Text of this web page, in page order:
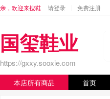
亲，欢迎来搜鞋 请登录 免费注册
国玺鞋业
https://gxxy.sooxie.com
本店所有商品 首页